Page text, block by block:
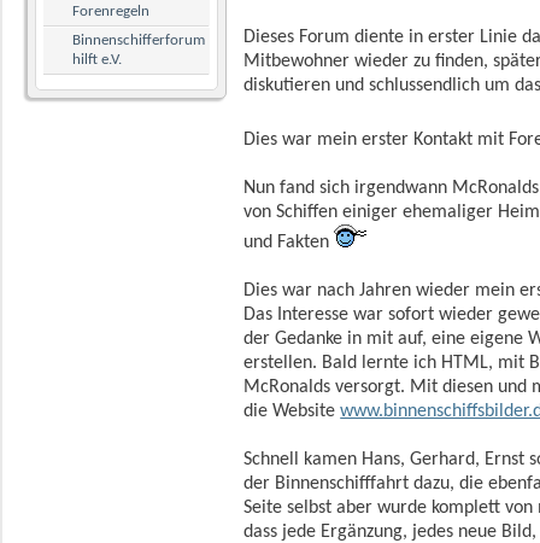
Forenregeln
Binnenschifferforum
hilft e.V.
Dieses Forum diente in erster Linie
Mitbewohner wieder zu finden,
diskutieren und schlussendlich um
Dies war mein erster Kontakt mit
Nun fand sich irgendwann
von Schiffen einiger ehemaliger
und Fakten
Dies war nach Jahren wieder mein
Das Interesse war sofort wieder
der Gedanke in mit auf, eine eigene
erstellen. Bald lernte ich HTML, mit
McRonalds versorgt. Mit diesen und
die Website
Schnell kamen Hans, Gerhard, Ernst
der Binnenschifffahrt dazu, die
Seite selbst aber wurde komplett
dass jede Ergänzung, jedes neue